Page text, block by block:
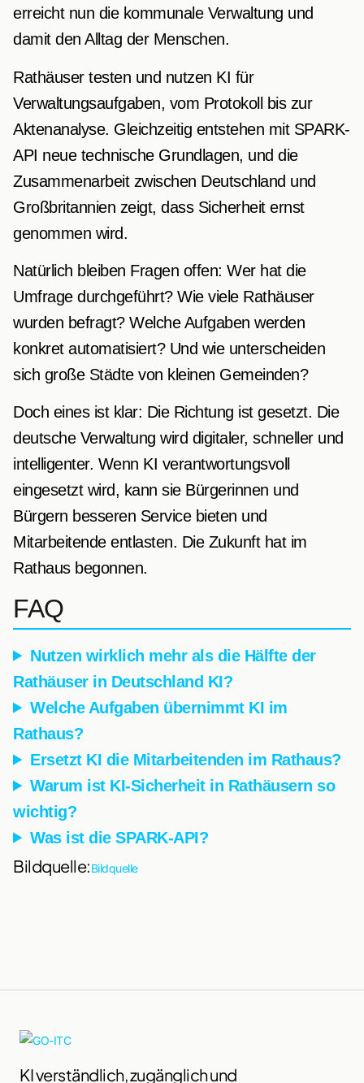
erreicht nun die kommunale Verwaltung und
damit den Alltag der Menschen.
Rathäuser testen und nutzen KI für
Verwaltungsaufgaben, vom Protokoll bis zur
Aktenanalyse. Gleichzeitig entstehen mit SPARK-
API neue technische Grundlagen, und die
Zusammenarbeit zwischen Deutschland und
Großbritannien zeigt, dass Sicherheit ernst
genommen wird.
Natürlich bleiben Fragen offen: Wer hat die
Umfrage durchgeführt? Wie viele Rathäuser
wurden befragt? Welche Aufgaben werden
konkret automatisiert? Und wie unterscheiden
sich große Städte von kleinen Gemeinden?
Doch eines ist klar: Die Richtung ist gesetzt. Die
deutsche Verwaltung wird digitaler, schneller und
intelligenter. Wenn KI verantwortungsvoll
eingesetzt wird, kann sie Bürgerinnen und
Bürgern besseren Service bieten und
Mitarbeitende entlasten. Die Zukunft hat im
Rathaus begonnen.
FAQ
Nutzen wirklich mehr als die Hälfte der
Rathäuser in Deutschland KI?
Welche Aufgaben übernimmt KI im
Rathaus?
Ersetzt KI die Mitarbeitenden im Rathaus?
Warum ist KI-Sicherheit in Rathäusern so
wichtig?
Was ist die SPARK-API?
Bildquelle:Bildquelle
KI verständlich, zugänglich und